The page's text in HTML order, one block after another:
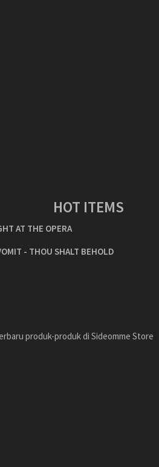
HOT ITEMS
AT THE OPERA
- THOU SHALT BEHOLD
produk-produk di Sideomme Store